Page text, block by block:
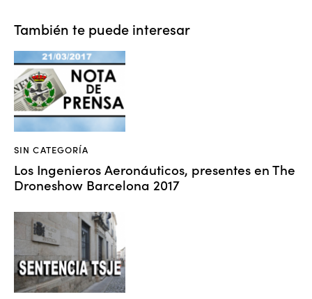
También te puede interesar
SIN CATEGORÍA
Los Ingenieros Aeronáuticos, presentes en The
Droneshow Barcelona 2017